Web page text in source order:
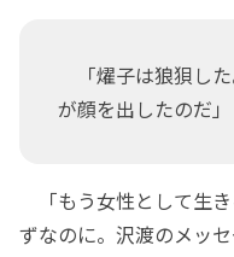
「燿子は狼狽した
が顔を出したのだ」
「もう女性として生
ずなのに。沢渡のメッ